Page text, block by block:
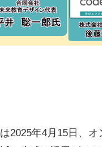
2025年4月15日、オ